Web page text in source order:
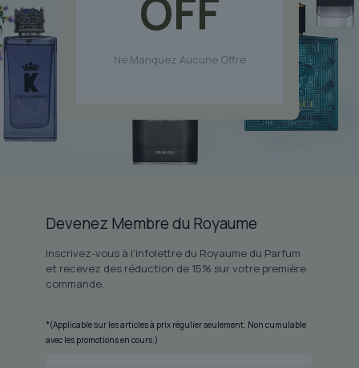
OFF
Ne Manquez Aucune Offre
Devenez Membre du Royaume
Inscrivez-vous à l'infolettre du Royaume du Parfum
et recevez des réduction de 15% sur votre première
commande.
*(Applicable sur les articles à prix régulier seulement. Non cumulable
avec les promotions en cours.)